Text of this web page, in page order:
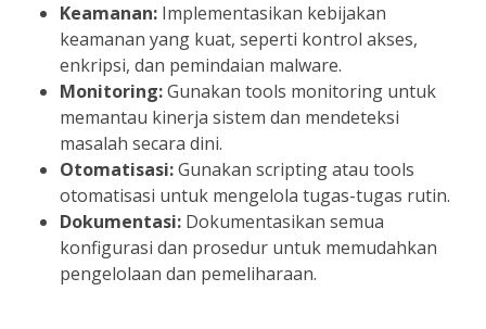
Keamanan: Implementasikan kebijakan
keamanan yang kuat, seperti kontrol akses,
enkripsi, dan pemindaian malware.
Monitoring:Gunakan tools monitoring untuk
memantau kinerja sistem dan mendeteksi
masalah secara dini.
Otomatisasi:Gunakan scripting atau tools
otomatisasi untuk mengelola tugas-tugas rutin.
Dokumentasi: Dokumentasikan semua
konfigurasi dan prosedur untuk memudahkan
pengelolaan dan pemeliharaan.